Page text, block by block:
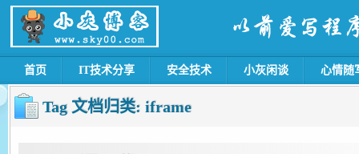
首页 IT技术分享 安全技术 小灰闲谈 心情随
Tag 文档归类: iframe